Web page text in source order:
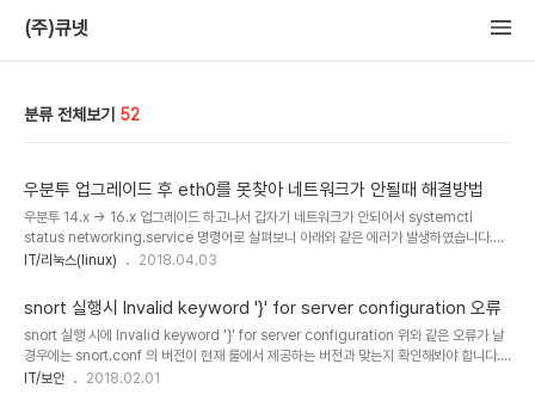
(주)큐넷
분류 전체보기 52
우분투 업그레이드 후 eth0를 못찾아 네트워크가 안될때 해결방법
우분투 14.x -> 16.x 업그레이드 하고나서 갑자기 네트워크가 안되어서 systemctl
status networking.service 명령어로 살펴보니 아래와 같은 에러가 발생하였습니다.
Cannot find device "eth0"Failed to start Raise network interfaces. 이런 저
명과 새로 변경된 인터페이스 명이 달라서 발생한 오류 인것 같습니다.
/etc/network/interfaces 에는 eth0 로 등록되어 있는데 ifconfig -a 명령어로 살펴
보니 ens192로 되어 있었습니다. 인터페이스명을 ens192로 변경하던지 eth0를 그대로
사용하고 싶으..
IT/리눅스(linux) 2018.04.03
snort 실행시 Invalid keyword '}' for server configuration 오류
snort 실행 시에 Invalid keyword '}' for server configuration 위와 같은 오류가 날
경우에는 snort.conf 의 버전이 현재 룰에서 제공하는 버전과 맞는지 확인해봐야 합니다.
snort -V위 명령으로 snort 버전을 확인 후에 해당 버전의 룰을 내려 받아서 사용하시면
IT/보안 2018.02.01